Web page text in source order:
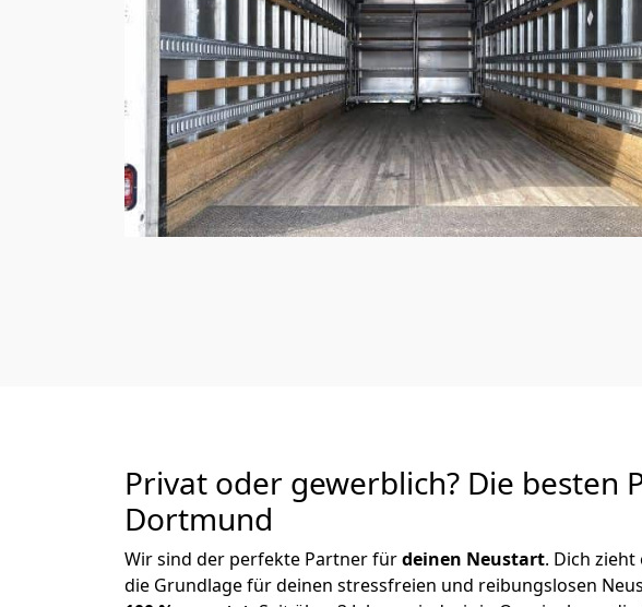
Privat oder gewerblich? Die besten
Dortmund
Wir sind der perfekte Partner fürdeinen Neustart. Dich
die Grundlage für deinen stressfreien und reibungslosen